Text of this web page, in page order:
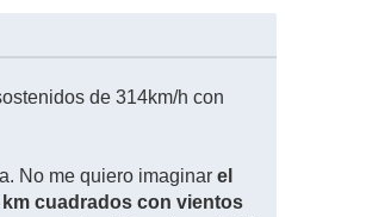
de 314km/h con
No me quiero imaginar el
cuadrados con vientos